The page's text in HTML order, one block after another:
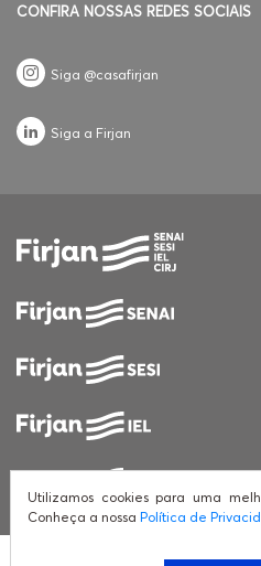
CONFIRA NOSSAS REDES SOCIAIS
Siga @casafirjan
Siga a Firjan
© Casa Firjan, 2026.
Utilizamos cookies para uma
Conheça a nossa Política de